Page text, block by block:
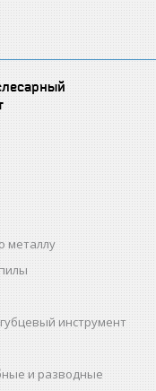
металлу
инструмент
и разводные